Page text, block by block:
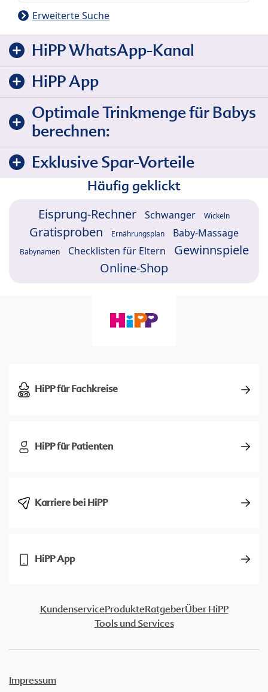
Erweiterte Suche
HiPP WhatsApp-Kanal
HiPP App
Optimale Trinkmenge für Babys
berechnen:
Exklusive Spar-Vorteile
Häufig geklickt
Eisprung-Rechner Schwanger Wickeln
Gratisproben Ernährungsplan Baby-Massage
Babynamen Checklisten für Eltern
Gewinnspiele
Online-Shop
HiPP für Fachkreise
HiPP für Patienten
Karriere bei HiPP
HiPP App
KundenserviceProdukteRatgeberÜber HiPP
Tools und Services
Impressum